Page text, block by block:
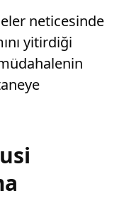
neticesinde
yitirdiği